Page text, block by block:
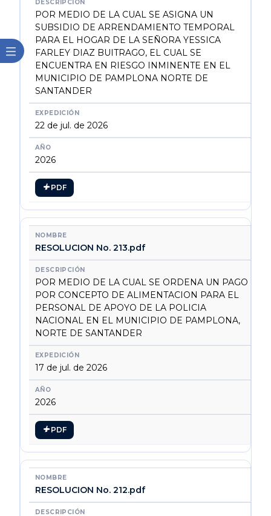
POR MEDIO DE LA CUAL SE ASIGNA UN
SUBSIDIO DE ARRENDAMIENTO TEMPORAL
PARA EL HOGAR DE LA SEÑORA YESSICA
FARLEY DIAZ BUITRAGO, EL CUAL SE
ENCUENTRA EN RIESGO INMINENTE EN EL
MUNICIPIO DE PAMPLONA NORTE DE
SANTANDER
22 de jul. de 2026
2026
PDF
RESOLUCION No. 213.pdf
POR MEDIO DE LA CUAL SE ORDENA UN PAGO
POR CONCEPTO DE ALIMENTACION PARA EL
PERSONAL DE APOYO DE LA POLICIA
NACIONAL EN EL MUNICIPIO DE PAMPLONA,
NORTE DE SANTANDER
17 de jul. de 2026
2026
PDF
RESOLUCION No. 212.pdf